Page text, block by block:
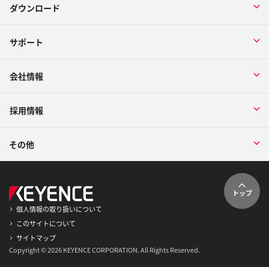
ダウンロード
サポート
会社情報
採用情報
その他
トップ
個人情報の取り扱いについて
このサイトについて
サイトマップ
Copyright © 2026 KEYENCE CORPORATION. All Rights Reserved.